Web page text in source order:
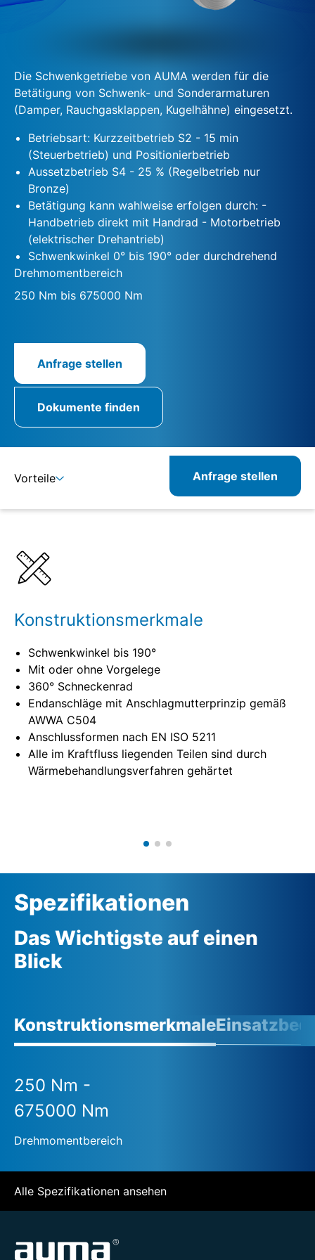
Die Schwenkgetriebe von AUMA werden für die
Betätigung von Schwenk- und Sonderarmaturen
(Damper, Rauchgasklappen, Kugelhähne) eingesetzt.
Betriebsart: Kurzzeitbetrieb S2 - 15 min
(Steuerbetrieb) und Positionierbetrieb
Aussetzbetrieb S4 - 25 % (Regelbetrieb nur
Bronze)
Betätigung kann wahlweise erfolgen durch: -
Handbetrieb direkt mit Handrad - Motorbetrieb
(elektrischer Drehantrieb)
Schwenkwinkel 0° bis 190° oder durchdrehend
Drehmomentbereich
250 Nm bis 675000 Nm
Anfrage stellen
Dokumente finden
Vorteile Anfrage stellen
Konstruktionsmerkmale
Schwenkwinkel bis 190°
Mit oder ohne Vorgelege
360° Schneckenrad
Endanschläge mit Anschlagmutterprinzip gemäß
AWWA C504
Anschlussformen nach EN ISO 5211
Alle im Kraftfluss liegenden Teilen sind durch
Wärmebehandlungsverfahren gehärtet
Spezifikationen
Das Wichtigste auf einen
Blick
Konstruktionsmerkmale
250 Nm -
675000 Nm
Drehmomentbereich
Alle Spezifikationen ansehen